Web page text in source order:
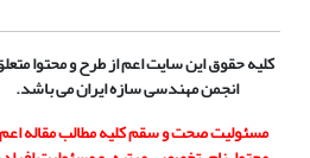
کلیه حقوق این سایت اعم از طرح و محتوا
انجمن مهندسی سازه ایران می باشد.
مسئولیت صحت و سقم کلیه مطالب مقاله